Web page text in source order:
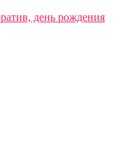
день рождения